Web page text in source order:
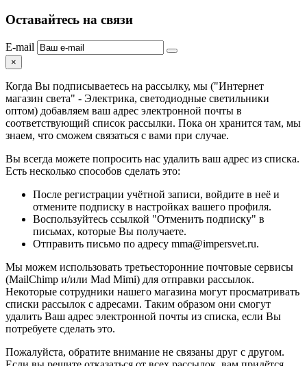
Оставайтесь на связи
E-mail
×
Когда Вы подписываетесь на рассылку, мы ("Интернет
магазин света" - Электрика, светодиодные светильники
оптом) добавляем ваш адрес электронной почты в
соответствующий список рассылки. Пока он хранится там, мы
знаем, что сможем связаться с вами при случае.
Вы всегда можете попросить нас удалить ваш адрес из списка.
Есть несколько способов сделать это:
После регистрации учётной записи, войдите в неё и
отмените подписку в настройках вашего профиля.
Воспользуйтесь ссылкой "Отменить подписку" в
письмах, которые Вы получаете.
Отправить письмо по адресу mma@impersvet.ru.
Мы можем использовать третьесторонние почтовые сервисы
(MailChimp и/или Mad Mimi) для отправки рассылок.
Некоторые сотрудники нашего магазина могут просматривать
списки рассылок с адресами. Таким образом они смогут
удалить Ваш адрес электронной почты из списка, если Вы
потребуете сделать это.
Пожалуйста, обратите внимание не связаны друг с другом.